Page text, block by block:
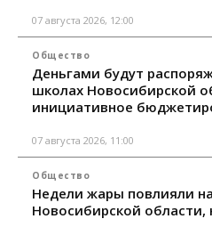
07 августа 2026, 12:00
Общество
Деньгами будут
школах Новосибирской
инициативное
07 августа 2026, 11:00
Общество
Недели жары повлияли
Новосибирской